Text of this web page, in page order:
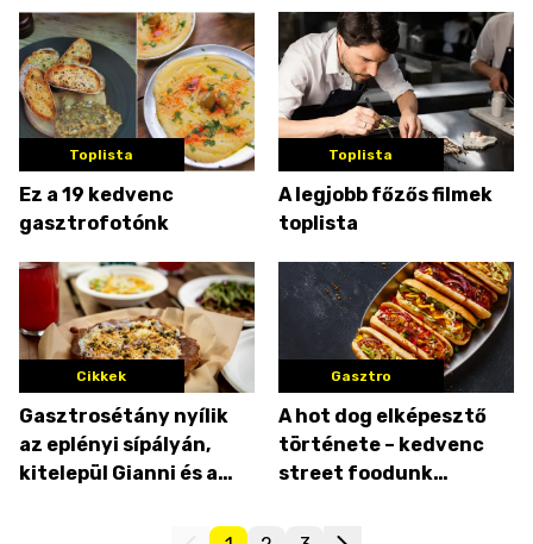
Toplista
Ez a 19 kedvenc
gasztrofotónk
Toplista
A legjobb főzős filmek
toplista
Cikkek
Gasztrosétány nyílik
az eplényi sípályán,
kitelepül Gianni és a
Gasztro
A hot dog elképesztő
története – kedvenc
street foodunk